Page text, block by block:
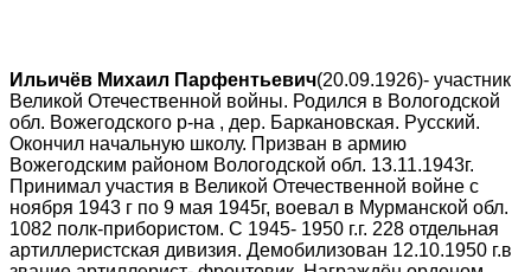
Ильичёв Михаил Парфентьевич(20.09.1926)- участник
Великой Отечественной войны. Родился в Вологодской
обл. Вожегодского р-на , дер. Баркановская. Русский.
Окончил начальную школу. Призван в армию
Вожегодским районом Вологодской обл. 13.11.1943г.
Принимал участия в Великой Отечественной войне с
ноября 1943 г по 9 мая 1945г, воевал в Мурманской обл.
1082 полк-прибористом. С 1945- 1950 г.г. 228 отдельная
артиллеристская дивизия. Демобилизован 12.10.1950 г.в